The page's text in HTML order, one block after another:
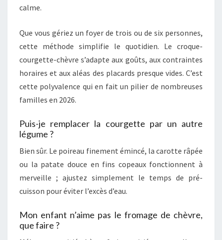
calme.
Que vous gériez un foyer de trois ou de six personnes,
cette méthode simplifie le quotidien. Le croque-
courgette-chèvre s’adapte aux goûts, aux contraintes
horaires et aux aléas des placards presque vides. C’est
cette polyvalence qui en fait un pilier de nombreuses
familles en 2026.
Puis-je remplacer la courgette par un autre
légume ?
Bien sûr. Le poireau finement émincé, la carotte râpée
ou la patate douce en fins copeaux fonctionnent à
merveille ; ajustez simplement le temps de pré-
cuisson pour éviter l’excès d’eau.
Mon enfant n’aime pas le fromage de chèvre,
que faire ?